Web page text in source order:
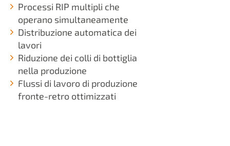
Processi RIP multipli che
operano simultaneamente
Distribuzione automatica dei
lavori
Riduzione dei colli di bottiglia
nella produzione
Flussi di lavoro di produzione
fronte-retro ottimizzati